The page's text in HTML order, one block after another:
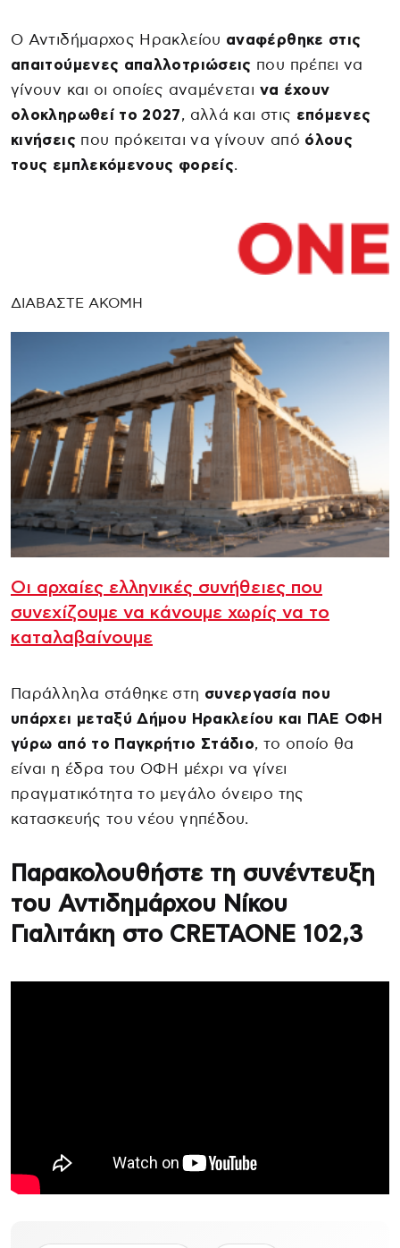
Ο Αντιδήμαρχος Ηρακλείου αναφέρθηκε στις
απαιτούμενες απαλλοτριώσεις που πρέπει να
γίνουν και οι οποίες αναμένεται να έχουν
ολοκληρωθεί το 2027, αλλά και στις επόμενες
κινήσειςπου πρόκειται να γίνουν από όλους
τους εμπλεκόμενους φορείς.
ΔΙΑΒΑΣΤΕ ΑΚΟΜΗ
Οι αρχαίες ελληνικές συνήθειες που
συνεχίζουμε να κάνουμε χωρίς να το
καταλαβαίνουμε
Παράλληλα στάθηκε στη συνεργασία που
υπάρχει μεταξύ Δήμου Ηρακλείου και ΠΑΕ ΟΦΗ
γύρω από το Παγκρήτιο Στάδιο, το οποίο θα
είναι η έδρα του ΟΦΗ μέχρι να γίνει
πραγματικότητα το μεγάλο όνειρο της
κατασκευής του νέου γηπέδου.
Παρακολουθήστε τη συνέντευξη
του Αντιδημάρχου Νίκου
Γιαλιτάκη στο CRETAONE 102,3